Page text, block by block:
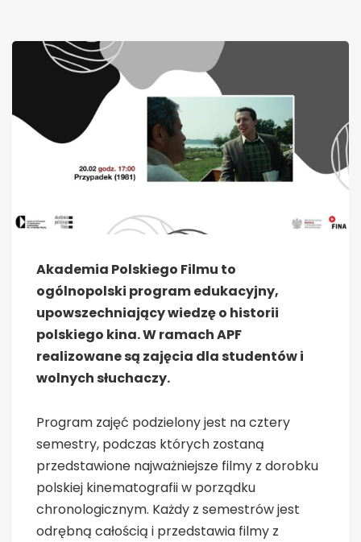
Akademia Polskiego Filmu to
ogólnopolski program edukacyjny,
upowszechniający wiedzę o historii
polskiego kina. W ramach APF
realizowane są zajęcia dla studentów i
wolnych słuchaczy.
Program zajęć podzielony jest na cztery
semestry, podczas których zostaną
przedstawione najważniejsze filmy z dorobku
polskiej kinematografii w porządku
chronologicznym. Każdy z semestrów jest
odrębną całością i przedstawia filmy z